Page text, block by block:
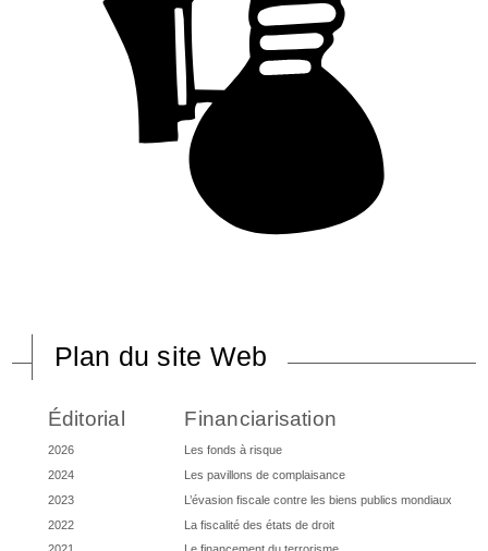
Plan du site Web
Éditorial
2026
2024
2023
2022
Financiarisation
Les fonds à risque
Les pavillons de complaisance
L’évasion fiscale contre les biens publics mondiaux
La fiscalité des états de droit